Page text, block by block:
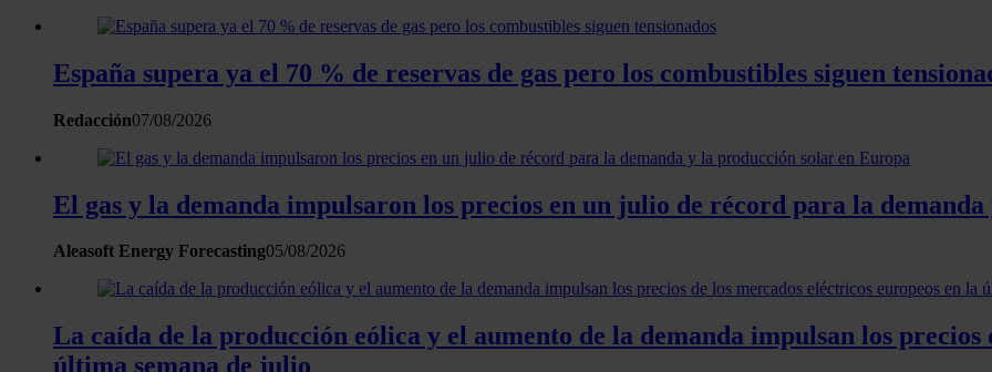
España supera ya el 70 % de reservas de gas pero los combustibles siguen
Redacción07/08/2026
El gas y la demanda impulsaron los precios en un julio de récord para la
Aleasoft Energy Forecasting05/08/2026
La caída de la producción eólica y el aumento de la demanda impulsan los precios
última semana de julio